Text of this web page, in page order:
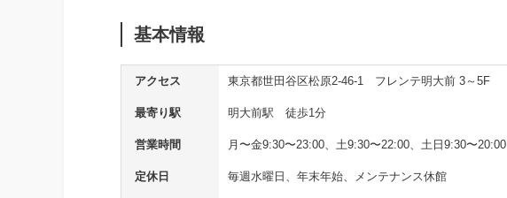
基本情報
アクセス 東京都世田谷区松原2-46-1 フレンテ明大前 3～5F
最寄り駅 明大前駅 徒歩1分
営業時間 月〜金9:30〜23:00、土9:30〜22:00、土日9:30〜20:00
定休日 毎週水曜日、年末年始、メンテナンス休館